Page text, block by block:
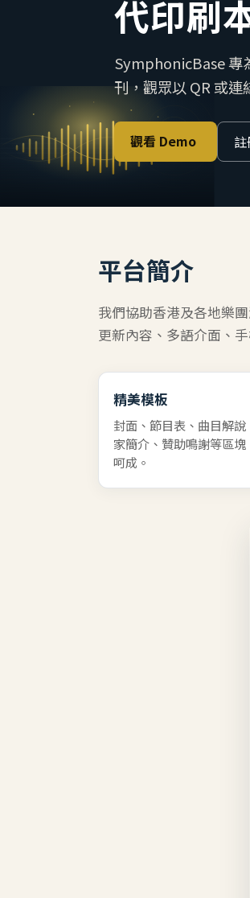
代印刷
SymphonicBase 專
刊，觀眾以 QR 或連
觀看 Demo
平台簡介
我們協助香港及各地樂
更新內容、多語介面、
精美模板
封面、節目表、曲目解說
家簡介、贊助鳴謝等區塊
呵成。